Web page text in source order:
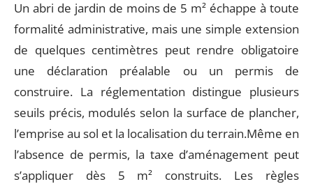
Un abri de jardin de moins de 5 m² échappe à toute
formalité administrative, mais une simple extension
de quelques centimètres peut rendre obligatoire
une déclaration préalable ou un permis de
construire. La réglementation distingue plusieurs
seuils précis, modulés selon la surface de plancher,
l’emprise au sol et la localisation du terrain.Même en
l’absence de permis, la taxe d’aménagement peut
s’appliquer dès 5 m² construits. Les règles